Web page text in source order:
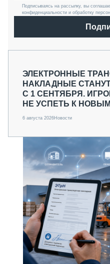
Подписываясь на рассылку, вы
конфиденциальности и обработку
ЭЛЕКТРОННЫЕ
НАКЛАДНЫЕ
С 1 СЕНТЯБРЯ.
НЕ УСПЕТЬ К
6 августа 2026Новости